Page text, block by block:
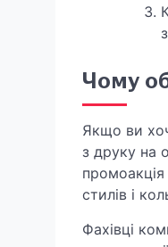
Чому
Якщо ви
з друку на
стилів і
Фахівці